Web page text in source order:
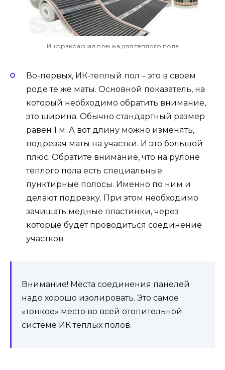
Инфракрасная пленка для теплого пола
Во-первых, ИК-теплый пол – это в своем
роде те же маты. Основной показатель, на
который необходимо обратить внимание,
это ширина. Обычно стандартный размер
равен 1 м. А вот длину можно изменять,
подрезая маты на участки. И это большой
плюс. Обратите внимание, что на рулоне
теплого пола есть специальные
пунктирные полосы. Именно по ним и
делают подрезку. При этом необходимо
зачищать медные пластинки, через
которые будет проводиться соединение
участков.
Внимание! Места соединения панелей
надо хорошо изолировать. Это самое
«тонкое» место во всей отопительной
системе ИК теплых полов.